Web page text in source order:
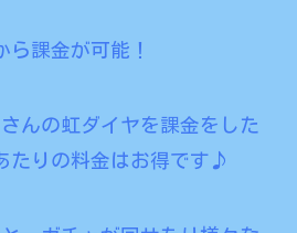
ら課金が可能！
んの虹ダイヤを課金をした
たりの料金はお得です♪